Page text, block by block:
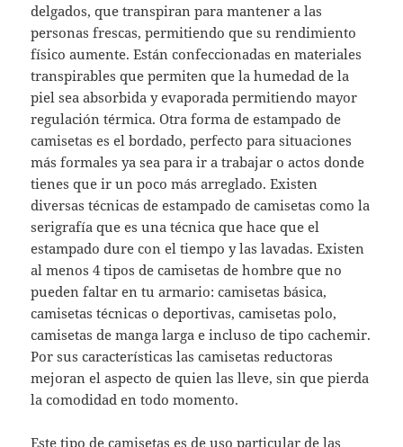
delgados, que transpiran para mantener a las
personas frescas, permitiendo que su rendimiento
físico aumente. Están confeccionadas en materiales
transpirables que permiten que la humedad de la
piel sea absorbida y evaporada permitiendo mayor
regulación térmica. Otra forma de estampado de
camisetas es el bordado, perfecto para situaciones
más formales ya sea para ir a trabajar o actos donde
tienes que ir un poco más arreglado. Existen
diversas técnicas de estampado de camisetas como la
serigrafía que es una técnica que hace que el
estampado dure con el tiempo y las lavadas. Existen
al menos 4 tipos de camisetas de hombre que no
pueden faltar en tu armario: camisetas básica,
camisetas técnicas o deportivas, camisetas polo,
camisetas de manga larga e incluso de tipo cachemir.
Por sus características las camisetas reductoras
mejoran el aspecto de quien las lleve, sin que pierda
la comodidad en todo momento.
Este tipo de camisetas es de uso particular de las